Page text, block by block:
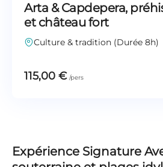
Arta & Capdepera,
et château fort
Culture & tradition (Durée 8h)
115,00 €
Expérience Signature